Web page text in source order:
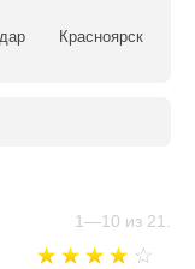
Красноярск
1—10 из 21.